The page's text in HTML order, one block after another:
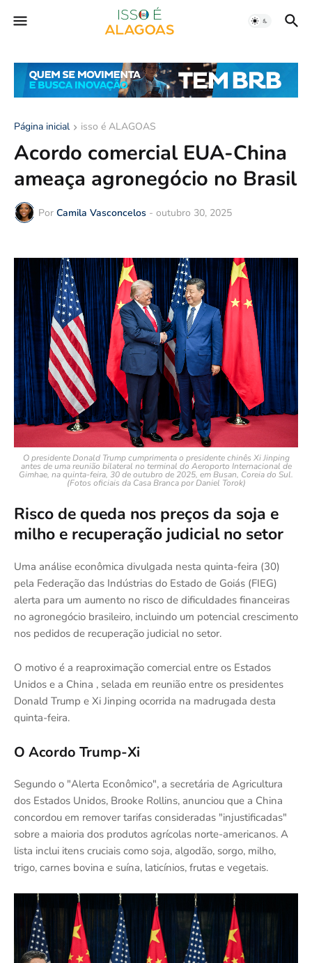
Página inicial isso é ALAGOAS
Acordo comercial EUA-China
ameaça agronegócio no Brasil
Por Camila Vasconcelos - outubro 30, 2025
O presidente Donald Trump cumprimenta o presidente chinês Xi Jinping
antes de uma reunião bilateral no terminal do Aeroporto Internacional de
Gimhae, na quinta-feira, 30 de outubro de 2025, em Busan, Coreia do Sul.
(Fotos oficiais da Casa Branca por Daniel Torok)
Risco de queda nos preços da soja e
milho e recuperação judicial no setor
Uma análise econômica divulgada nesta quinta-feira (30)
pela Federação das Indústrias do Estado de Goiás (FIEG)
alerta para um aumento no risco de dificuldades financeiras
no agronegócio brasileiro, incluindo um potencial crescimento
nos pedidos de recuperação judicial no setor.
O motivo é a reaproximação comercial entre os Estados
Unidos e a China , selada em reunião entre os presidentes
Donald Trump e Xi Jinping ocorrida na madrugada desta
quinta-feira.
O Acordo Trump-Xi
Segundo o "Alerta Econômico", a secretária de Agricultura
dos Estados Unidos, Brooke Rollins, anunciou que a China
concordou em remover tarifas consideradas "injustificadas"
sobre a maioria dos produtos agrícolas norte-americanos. A
lista inclui itens cruciais como soja, algodão, sorgo, milho,
trigo, carnes bovina e suína, laticínios, frutas e vegetais.